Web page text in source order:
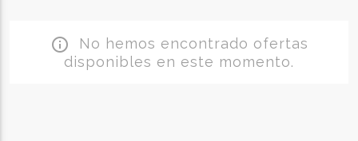
info_outline No hemos encontrado ofertas
disponibles en este momento.